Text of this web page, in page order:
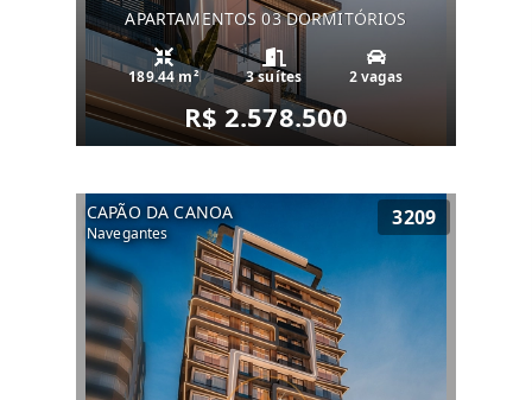
APARTAMENTOS 03 DORMITÓRIOS
189.44 m² 3 suítes 2 vagas
R$ 2.578.500
CAPÃO DA CANOA
Navegantes
3209